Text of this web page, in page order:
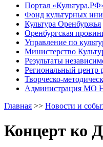
Портал
Фонд культурных
Культура Оренбуржья
Оренбургская
Управление по
Министерство
Результаты
Региональный центр
Творческо-
Администрация МО
Главная >> Новости и
Концерт ко